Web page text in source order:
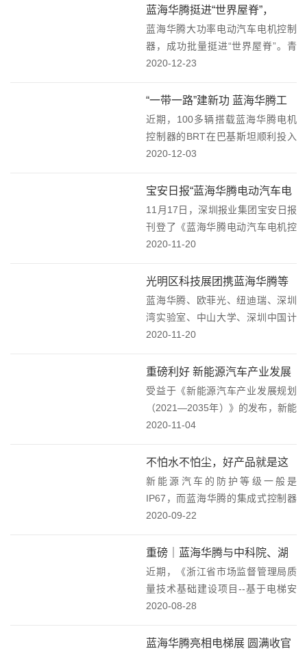
受邀参加。会上，蓝海华腾荣获“汉
马科技集团2020年度供应商研发
贡...
蓝海华腾挺进“世界屋脊”，
5000米高原见证硬核品质！
蓝海华腾大功率电动汽车电机控制
器，成功批量挺进“世界屋脊”。青
海、西藏高原矿山同步见证了蓝海
腾电动汽车电机控制器的矿用90吨
纯电动宽体自卸车分别在青海（海
拔约4300米）...
2020-12-23
“一带一路”建新功 蓝海华腾工
程师卓越技术获国际客户认可
近期，100多辆搭载蓝海华腾电机
控制器的BRT在巴基斯坦顺利投入
运营，蓝海华腾工程师专业、贴心
认可，他们带着“巴铁”授予的荣
誉，从伊斯兰堡起程回国。蓝海华
腾工程师卓越的专...
2020-12-03
宝安日报“蓝海华腾电动汽车电
机控制器性能高”！
11月17日，深圳报业集团宝安日报
刊登了《蓝海华腾电动汽车电机控
制器性能高》的一文，向深圳市民
车电机控制器。来源深圳报业集团
宝安日报
2020-11-20
光明区科技展团携蓝海华腾等
高新企业亮相高交会
蓝海华腾、欧菲光、纽迪瑞、深圳
湾实验室、中山大学、深圳中国计
量科学研究院技术创新研究院等17
机构组成的光明区科技展团参加“高
交会”，展示光明区打造世界一流科
学城的建设成效...
2020-11-20
重磅利好 新能源汽车产业发展
未来可期
受益于《新能源汽车产业发展规划
（2021—2035年）》的发布，新能
源汽车产业发展带来新的发展机
获得更加广阔的市场空间，迎来更
大的发展机遇。国务院办公厅日前
印发《新能源汽...
2020-11-04
不怕水不怕尘，好产品就是这
么“任性”！
新能源汽车的防护等级一般是
IP67，而蓝海华腾的集成式控制器
已经达到了IP68，也就说是一种“无
呢？近日，又一款全新的蓝海华腾
电动汽车电机控制器诞生了。参照
国内某知名...
2020-09-22
重磅｜蓝海华腾与中科院、湖
州市特种设备检测研究院的签
约引行业关注
近期，《浙江省市场监督管理局质
量技术基础建设项目--基于电梯安
全一体化管理与应用技术的研究》
特种设备检测研究院中科卫星应用
2020-08-28
蓝海华腾亮相电梯展 圆满收官